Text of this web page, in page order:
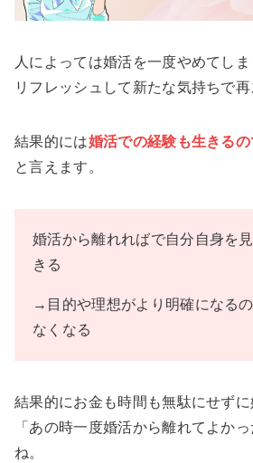
人によっては婚活を一度やめてし
リフレッシュして新たな気持ちで再
結果的には婚活での経験も生きる
と言えます。
婚活から離れればで自分自身を
きる
→目的や理想がより明確になる
なくなる
結果的にお金も時間も無駄にせず
「あの時一度婚活から離れてよか
ね。